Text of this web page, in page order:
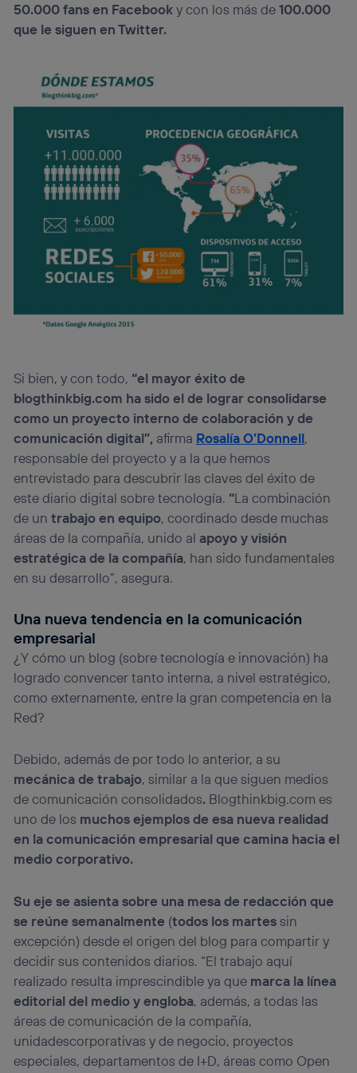
50.000 fans en Facebooky con los más de100.000
que le siguen en Twitter.
Si bien, y con todo, “el mayor éxito de
blogthinkbig.com ha sido el de lograr consolidarse
como un proyecto interno de colaboración y de
comunicación digital”, afirma Rosalía O’Donnell,
responsable del proyecto y a la que hemos
entrevistado para descubrir las claves del éxito de
este diario digital sobre tecnología. “La combinación
de untrabajo en equipo, coordinado desde muchas
áreas de la compañía, unido al apoyo y visión
estratégica de la compañía, han sido fundamentales
en su desarrollo”, asegura.
Una nueva tendencia en la comunicación
empresarial
¿Y cómo un blog (sobre tecnología e innovación) ha
logrado convencer tanto interna, a nivel estratégico,
como externamente, entre la gran competencia en la
Red?
Debido, además de por todo lo anterior, a su
mecánica de trabajo, similar a la que siguen medios
de comunicación consolidados. Blogthinkbig.com es
uno de los muchos ejemplos de esa nueva realidad
en la comunicación empresarial que camina hacia el
medio corporativo.
Su eje se asienta sobre una mesa de redacción que
se reúne semanalmente (todos los martessin
excepción) desde el origen del blog para compartir y
decidir sus contenidos diarios. “El trabajo aquí
realizado resulta imprescindible ya que marca la línea
editorial del medio y engloba, además, a todas las
áreas de comunicación de la compañía,
unidadescorporativas y de negocio, proyectos
especiales, departamentos de I+D, áreas como Open
navegación del usuario del móvil.
Puedes gestionar los consentimientos Utiq seleccionando
(“consenthub”). Para más información, consulta
política de privacidad de Utiq